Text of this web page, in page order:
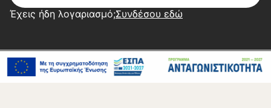
Έχεις ήδη λογαριασμό;Συνδέσου εδώ
Copyright 2026 © Center Home | Created by